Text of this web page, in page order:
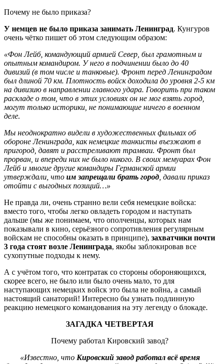
Почему не было приказа?
У немцев не было приказа занимать Ленинград. Кунгуров
очень чётко пишет об этом следующим образом:
«Фон Лейб, командующий армией Север, был грамотным и
опытным командиром. У него в подчинении было до 40
дивизий (в том числе и танковые). Фронт перед Ленинградом
был длиной 70 км. Плотность войск доходила до уровня 2-5 км
на дивизию в направлении главного удара. Говорить при таком
раскладе о том, что в этих условиях он не мог взять город,
могут только историки, не понимающие ничего в военном
деле.
Мы неоднократно видели в художественных фильмах об
обороне Ленинграда, как немецкие танкисты въезжают в
пригород, давят и расстреливают трамваи. Фронт был
прорван, и впереди них не было никого. В своих мемуарах Фон
Лейб и многие другие командиры Германской армии
утверждали, что им запрещали брать город , давали приказ
отойти с выгодных позиций…»
Не правда ли, очень странно вели себя немецкие войска:
вместо того, чтобы легко овладеть городом и наступать
дальше (мы же понимаем, что ополченцы, которых нам
показывали в кино, серьёзного сопротивления регулярным
войскам не способны оказать в принципе), захватчики почти
3 года стоят возле Ленинграда, якобы заблокировав все
сухопутные подходы к нему.
А с учётом того, что контратак со стороны обороняющихся,
скорее всего, не было или было очень мало, то для
наступающих немецких войск это была не война, а самый
настоящий санаторий! Интересно бы узнать подлинную
реакцию немецкого командования на эту легенду о блокаде.
ЗАГАДКА ЧЕТВЕРТАЯ
Почему работал Кировский завод?
«Известно, что Кировский завод работал всё время